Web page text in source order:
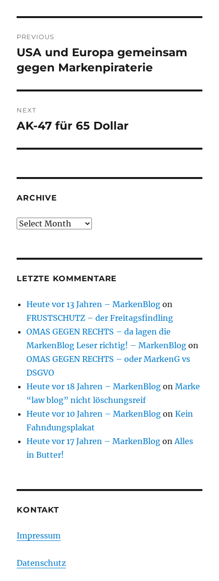
navigation
PREVIOUS
Previous
post:
USA und Europa gemeinsam
gegen Markenpiraterie
NEXT
Next
AK-47 für 65 Dollar
ARCHIVE
Archive
LETZTE KOMMENTARE
Heute vor 13 Jahren – MarkenBlog on
FRUSTSCHUTZ – der Freitagsfindling
OMAS GEGEN RECHTS – da lagen die
MarkenBlog Leser richtig! – MarkenBlog on
OMAS GEGEN RECHTS – oder MarkenG vs
DSGVO
Heute vor 18 Jahren – MarkenBlog onMarke
“law blog” nicht löschungsreif
Heute vor 10 Jahren – MarkenBlog onKein
Fahndungsplakat
Heute vor 17 Jahren – MarkenBlog onAlles
in Butter!
KONTAKT
Impressum
Datenschutz